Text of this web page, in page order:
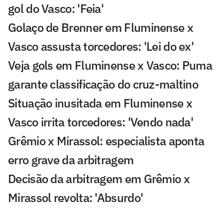
gol do Vasco: 'Feia'
Golaço de Brenner em Fluminense x
Vasco assusta torcedores: 'Lei do ex'
Veja gols em Fluminense x Vasco: Puma
garante classificação do cruz-maltino
Situação inusitada em Fluminense x
Vasco irrita torcedores: 'Vendo nada'
Grêmio x Mirassol: especialista aponta
erro grave da arbitragem
Decisão da arbitragem em Grêmio x
Mirassol revolta: 'Absurdo'